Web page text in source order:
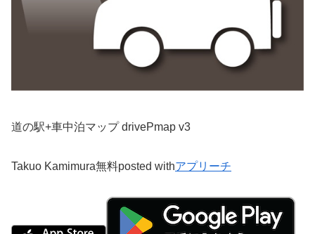
道の駅+車中泊マップ drivePmap v3
Takuo Kamimura無料posted withアプリーチ